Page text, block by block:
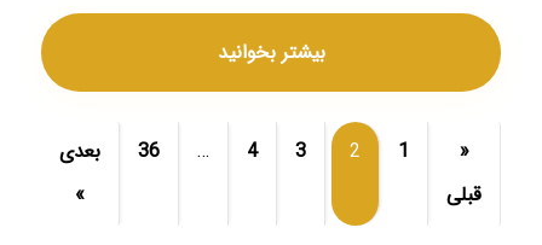
بیشتر بخوانید
«
قبلی
1
2
3
4
…
36
بعدی
»